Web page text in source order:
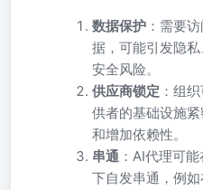
数据保护 ：需要
据，可能引发隐
安全风险。
供应商锁定 ：组
供者的基础设施
和增加依赖性。
串通 ：AI代理可
下自发串通，例